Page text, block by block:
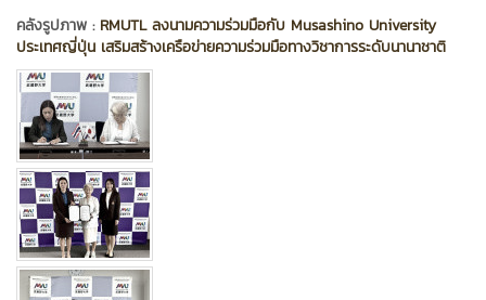
คลังรูปภาพ : RMUTL ลงนามความร่วมมือกับ Musashino University
ประเทศญี่ปุ่น เสริมสร้างเครือข่ายความร่วมมือทางวิชาการระดับนานาชาติ